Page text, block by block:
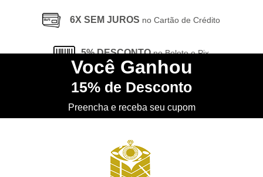
6X SEM JUROS no Cartão de Crédito
5% DESCONTO no Boleto e Pix
CONHEÇA nossa Loja Física
Você Ganhou
15% de Desconto
Preencha e receba seu cupom